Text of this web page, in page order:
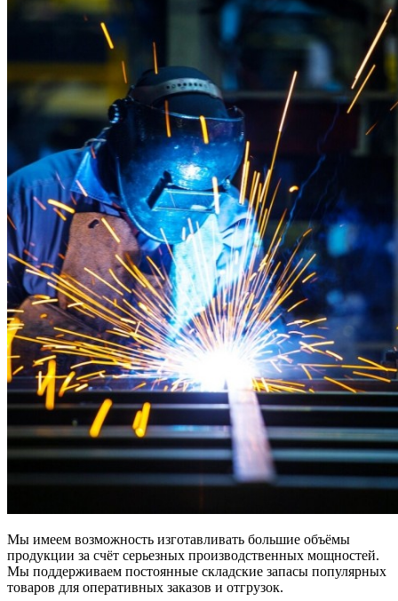
Мы имеем возможность изготавливать большие объёмы
продукции за счёт серьезных производственных мощностей.
Мы поддерживаем постоянные складские запасы популярных
товаров для оперативных заказов и отгрузок.